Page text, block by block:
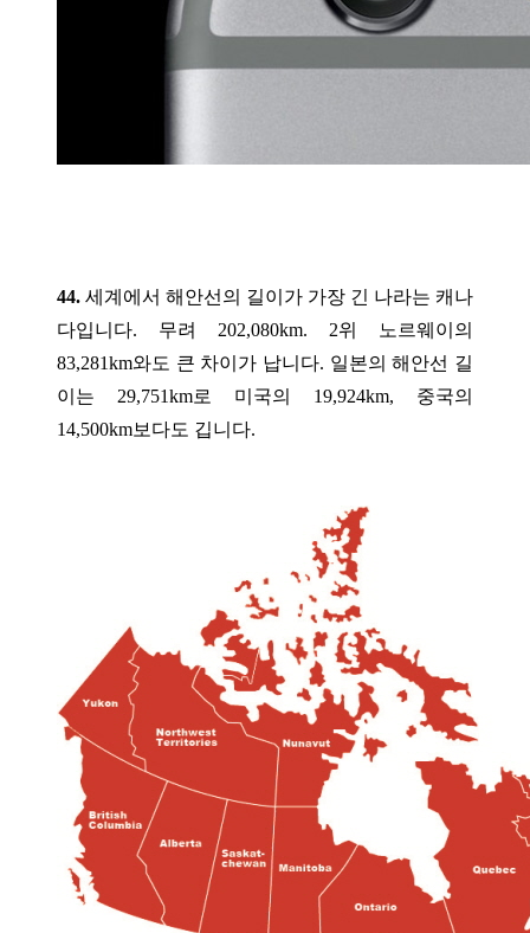
44. 세계에서 해안선의 길이가 가장 긴 나라는 캐나
다입니다. 무려 202,080km. 2위 노르웨이의
83,281km와도 큰 차이가 납니다. 일본의 해안선 길
이는 29,751km로 미국의 19,924km, 중국의
14,500km보다도 깁니다.